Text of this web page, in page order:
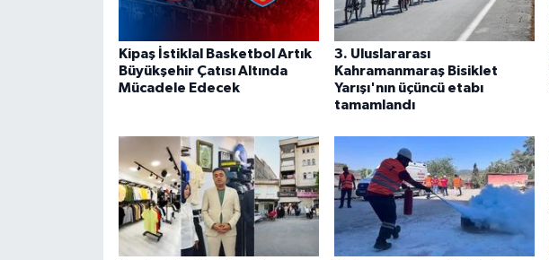
Kipaş İstiklal Basketbol Artık
Büyükşehir Çatısı Altında
Mücadele Edecek
3. Uluslararası
Kahramanmaraş Bisiklet
Yarışı'nın üçüncü etabı
tamamlandı